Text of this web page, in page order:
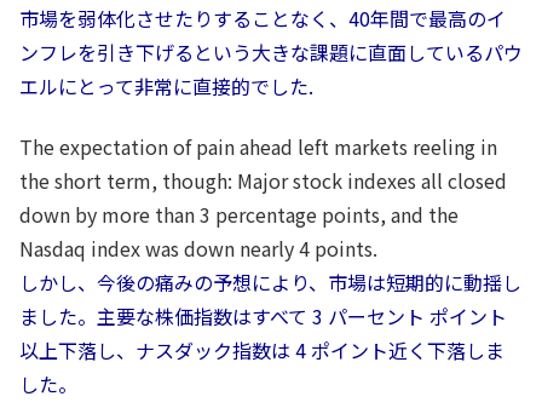
市場を弱体化させたりすることなく、40年間で最高のイ
ンフレを引き下げるという大きな課題に直面しているパウ
エルにとって非常に直接的でした.
The expectation of pain ahead left markets reeling in
the short term, though: Major stock indexes all closed
down by more than 3 percentage points, and the
Nasdaq index was down nearly 4 points.
しかし、今後の痛みの予想により、市場は短期的に動揺し
ました。主要な株価指数はすべて 3 パーセント ポイント
以上下落し、ナスダック指数は 4 ポイント近く下落しま
した。